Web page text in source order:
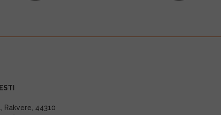
Rakvere, 44310